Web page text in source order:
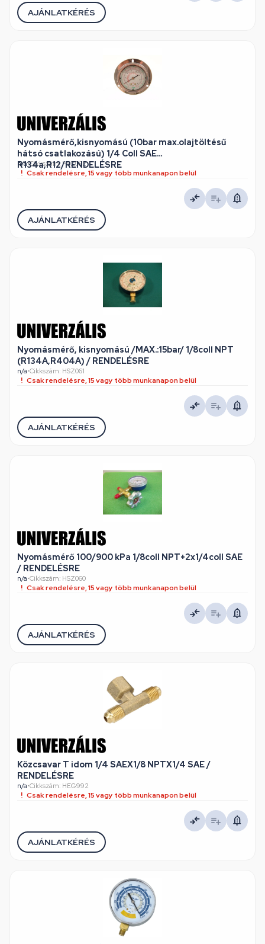
AJÁNLATKÉRÉS
Nyomásmérő,kisnyomású (10bar max.olajtöltésű
hátsó csatlakozású) 1/4 Coll SAE
R134a,R12/RENDELÉSRE
n/a•Cikkszám: HSZ062
Csak rendelésre, 15 vagy több munkanapon belül
AJÁNLATKÉRÉS
Nyomásmérő, kisnyomású /MAX.:15bar/ 1/8coll NPT
(R134A,R404A) / RENDELÉSRE
n/a•Cikkszám: HSZ061
Csak rendelésre, 15 vagy több munkanapon belül
AJÁNLATKÉRÉS
Nyomásmérő 100/900 kPa 1/8coll NPT+2x1/4coll SAE
/ RENDELÉSRE
n/a•Cikkszám: HSZ060
Csak rendelésre, 15 vagy több munkanapon belül
AJÁNLATKÉRÉS
Közcsavar T idom 1/4 SAEX1/8 NPTX1/4 SAE /
RENDELÉSRE
n/a•Cikkszám: HEG992
Csak rendelésre, 15 vagy több munkanapon belül
AJÁNLATKÉRÉS